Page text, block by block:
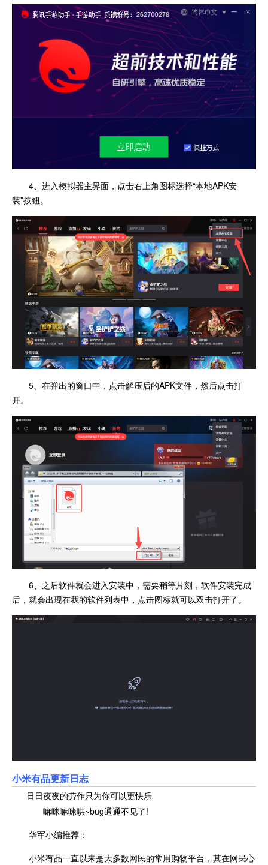
4、进入模拟器主界面，点击右上角图标选择“本地APK安
装”按钮。
5、在弹出的窗口中，点击解压后的APK文件，然后点击打
开。
6、之后软件就会进入安装中，需要稍等片刻，软件安装完成
后，就会出现在我的软件列表中，点击图标就可以双击打开了。
小米有品更新日志
日日夜夜的劳作只为你可以更快乐
嘛咪嘛咪哄~bug通通不见了!
华军小编推荐：
小米有品一直以来是大多数网民的常用购物平台，其在网民心